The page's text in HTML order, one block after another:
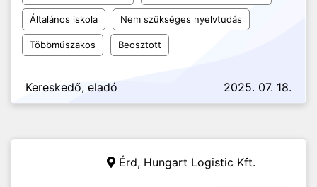
Általános iskola Nem szükséges nyelvtudás
Többműszakos Beosztott
Kereskedő, eladó 2025. 07. 18.
Érd, Hungart Logistic Kft.